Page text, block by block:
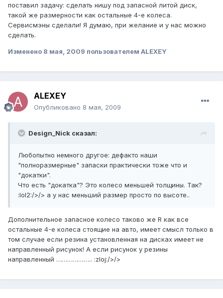
поставил задачу: сделать нишу под запасной литой диск,
такой же размерности как остальные 4-е колеса.
Сервисмэны сделали! Я думаю, при желание и у нас можно
сделать.
Изменено 8 мая, 2009 пользователем ALEXEY
ALEXEY
Опубликовано 8 мая, 2009
Design_Nick сказал:
Любопытно немного другое: дефакто наши
"полноразмерные" запаски практически тоже что и
"докатки".
Что есть "докатка"? Это колесо меньшей толщины. Так?
:lol2:/>/> а у нас меньший размер просто по высоте..
Дополнительное запасное колесо таково же R как все
остальные 4-е колеса стоящие на авто, имеет смысл только в
том случае если резина установленная на дисках имеет не
направленный рисунок! А если рисунок у резины
направленный ……………….. :zloj:/>/>